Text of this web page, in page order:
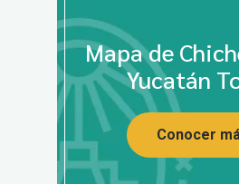
Mapa de
Yucatán
Conocer